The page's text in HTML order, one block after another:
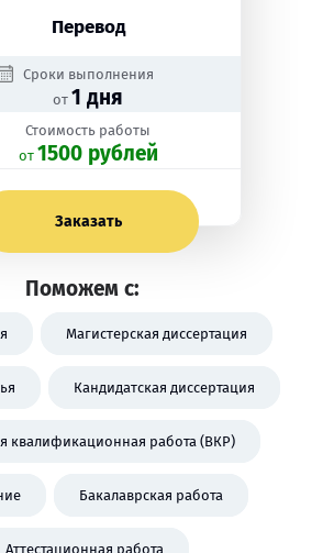
Перевод
Сроки выполнения
от 1 дня
Стоимость работы
oт 1500 рублей
Заказать
Поможем с:
Магистерская диссертация
Кандидатская диссертация
квалификационная работа (ВКР)
Бакалаврская работа
Аттестационная работа